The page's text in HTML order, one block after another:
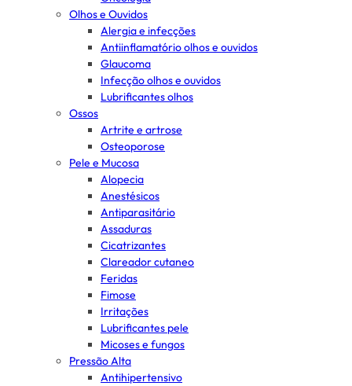
Olhos e Ouvidos
Alergia e infecções
Antiinflamatório olhos e ouvidos
Glaucoma
Infecção olhos e ouvidos
Lubrificantes olhos
Ossos
Artrite e artrose
Osteoporose
Pele e Mucosa
Alopecia
Anestésicos
Antiparasitário
Assaduras
Cicatrizantes
Clareador cutaneo
Feridas
Fimose
Irritações
Lubrificantes pele
Micoses e fungos
Pressão Alta
Antihipertensivo